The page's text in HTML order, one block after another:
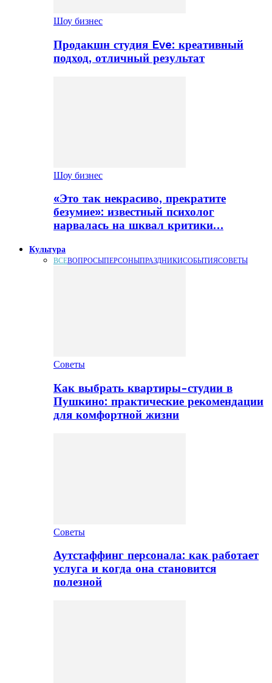
Шоу бизнес
Продакшн студия Eve: креативный
подход, отличный результат
Шоу бизнес
«Это так некрасиво, прекратите
безумие»: известный психолог
нарвалась на шквал критики…
Культура
ВСЕВОПРОСЫПЕРСОНЫПРАЗДНИКИСОБЫТИЯСОВЕТЫ
Советы
Как выбрать квартиры-студии в
Пушкино: практические рекомендации
для комфортной жизни
Советы
Аутстаффинг персонала: как работает
услуга и когда она становится
полезной